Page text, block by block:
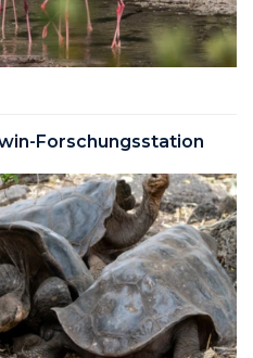
Forschungsstation